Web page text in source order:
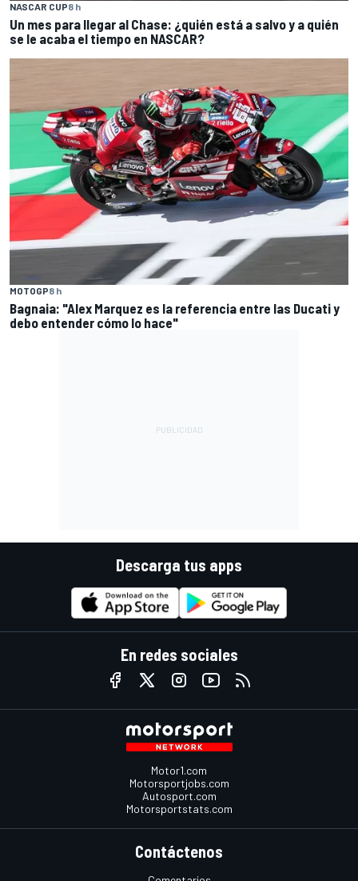
NASCAR CUP8 h
Un mes para llegar al Chase: ¿quién está a salvo y a quién
se le acaba el tiempo en NASCAR?
MOTOGP8 h
Bagnaia: "Alex Marquez es la referencia entre las Ducati y
debo entender cómo lo hace"
Descarga tus apps
En redes sociales
Motor1.com
Motorsportjobs.com
Autosport.com
Motorsportstats.com
Contáctenos